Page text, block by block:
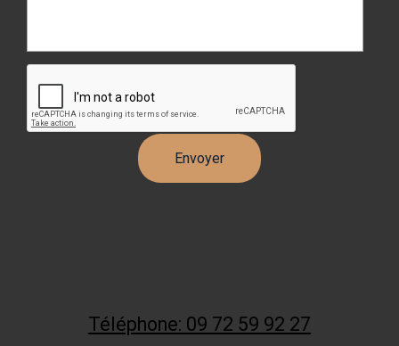
Téléphone: 09 72 59 92 27